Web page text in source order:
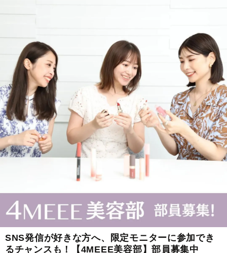
SNS発信が好きな方へ、限定モニターに参加でき
るチャンスも！【4MEEE美容部】部員募集中